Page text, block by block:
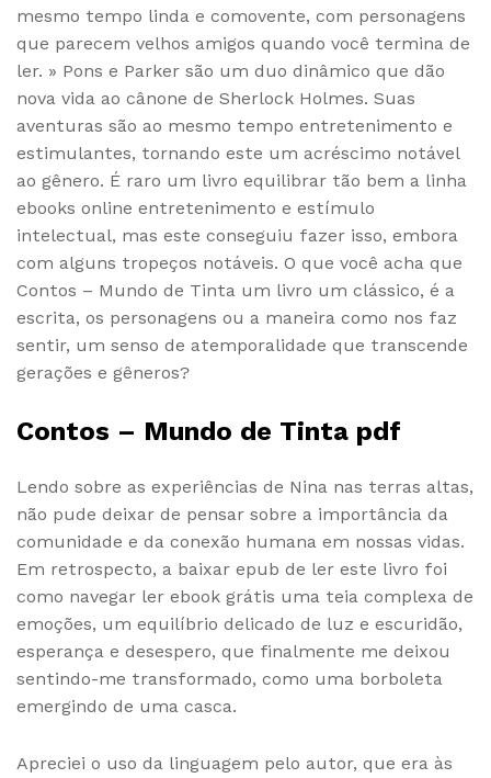
mesmo tempo linda e comovente, com personagens
que parecem velhos amigos quando você termina de
ler. » Pons e Parker são um duo dinâmico que dão
nova vida ao cânone de Sherlock Holmes. Suas
aventuras são ao mesmo tempo entretenimento e
estimulantes, tornando este um acréscimo notável
ao gênero. É raro um livro equilibrar tão bem a linha
ebooks online entretenimento e estímulo
intelectual, mas este conseguiu fazer isso, embora
com alguns tropeços notáveis. O que você acha que
Contos – Mundo de Tinta um livro um clássico, é a
escrita, os personagens ou a maneira como nos faz
sentir, um senso de atemporalidade que transcende
gerações e gêneros?
Contos – Mundo de Tinta pdf
Lendo sobre as experiências de Nina nas terras altas,
não pude deixar de pensar sobre a importância da
comunidade e da conexão humana em nossas vidas.
Em retrospecto, a baixar epub de ler este livro foi
como navegar ler ebook grátis uma teia complexa de
emoções, um equilíbrio delicado de luz e escuridão,
esperança e desespero, que finalmente me deixou
sentindo-me transformado, como uma borboleta
emergindo de uma casca.
Apreciei o uso da linguagem pelo autor, que era às